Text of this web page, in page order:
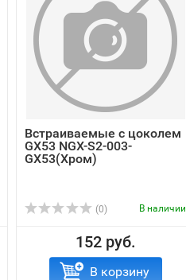
Встраиваемые с цоколем
GX53 NGX-S2-003-
GX53(Хром)
(0) В наличии
152 руб.
В корзину